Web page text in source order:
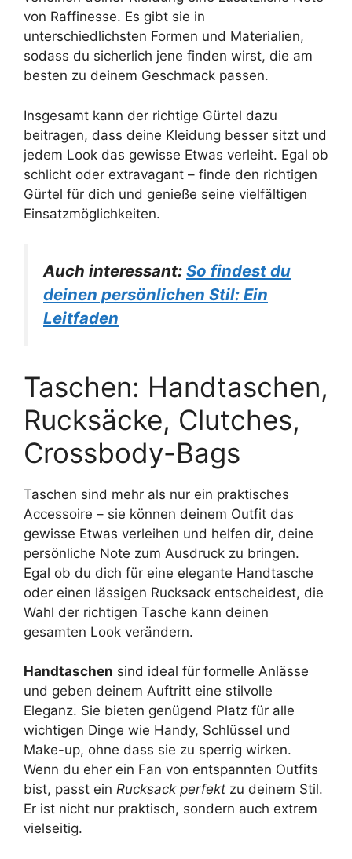
von Raffinesse. Es gibt sie in
unterschiedlichsten Formen und Materialien,
sodass du sicherlich jene finden wirst, die am
besten zu deinem Geschmack passen.
Insgesamt kann der richtige Gürtel dazu
beitragen, dass deine Kleidung besser sitzt und
jedem Look das gewisse Etwas verleiht. Egal ob
schlicht oder extravagant – finde den richtigen
Gürtel für dich und genieße seine vielfältigen
Einsatzmöglichkeiten.
Auch interessant: So findest du
deinen persönlichen Stil: Ein
Leitfaden
Taschen: Handtaschen,
Rucksäcke, Clutches,
Crossbody-Bags
Taschen sind mehr als nur ein praktisches
Accessoire – sie können deinem Outfit das
gewisse Etwas verleihen und helfen dir, deine
persönliche Note zum Ausdruck zu bringen.
Egal ob du dich für eine elegante Handtasche
oder einen lässigen Rucksack entscheidest, die
Wahl der richtigen Tasche kann deinen
gesamten Look verändern.
Handtaschen sind ideal für formelle Anlässe
und geben deinem Auftritt eine stilvolle
Eleganz. Sie bieten genügend Platz für alle
wichtigen Dinge wie Handy, Schlüssel und
Make-up, ohne dass sie zu sperrig wirken.
Wenn du eher ein Fan von entspannten Outfits
bist, passt ein Rucksack perfekt zu deinem Stil.
Er ist nicht nur praktisch, sondern auch extrem
vielseitig.